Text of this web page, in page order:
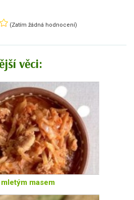
(Zatím žádná hodnocení)
věci:
masem